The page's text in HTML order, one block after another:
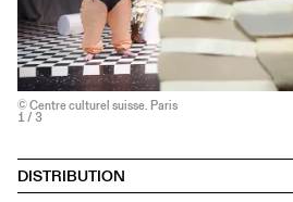
© Centre culturel suisse. Paris
1 / 3
DISTRIBUTION